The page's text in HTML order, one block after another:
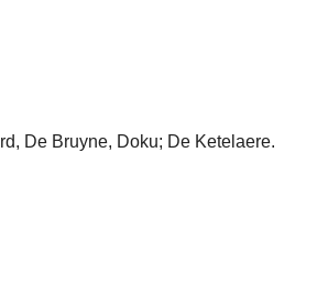
De Bruyne, Doku; De Ketelaere.